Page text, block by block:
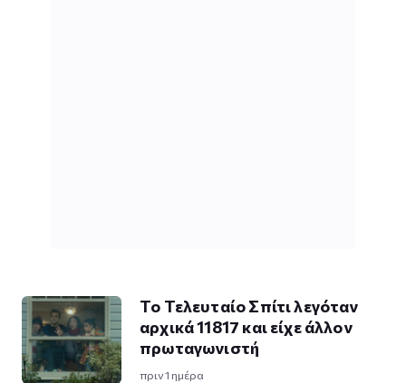
Το Τελευταίο Σπίτι λεγόταν
αρχικά 11817 και είχε άλλον
πρωταγωνιστή
πριν 1 ημέρα